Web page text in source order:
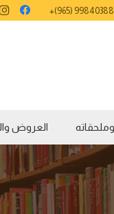
99840388 (965)+
وملحقاته العروض